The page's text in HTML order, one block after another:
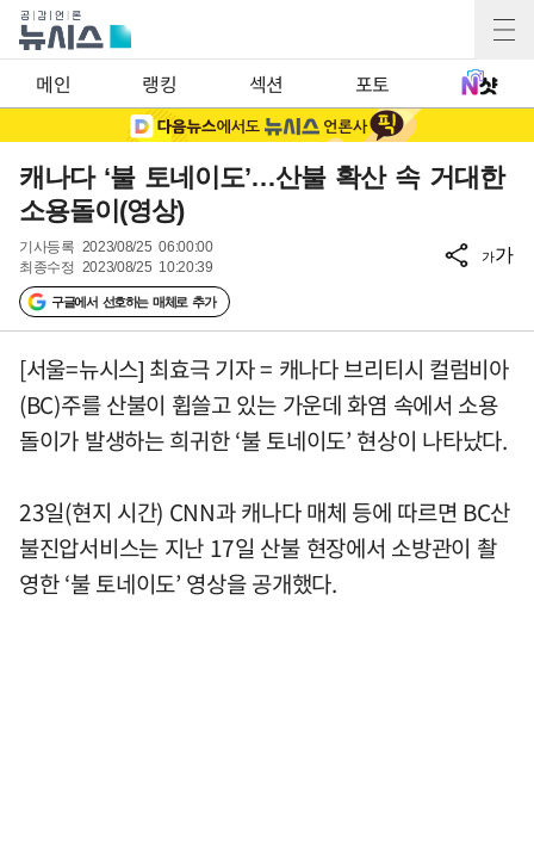
메인 랭킹 섹션 포토
캐나다 ‘불 토네이도’…산불 확산 속 거대한
소용돌이(영상)
기사등록 2023/08/25 06:00:00
최종수정 2023/08/25 10:20:39
구글에서 선호하는 매체로 추가
가가
[서울=뉴시스] 최효극 기자 = 캐나다 브리티시 컬럼비아
(BC)주를 산불이 휩쓸고 있는 가운데 화염 속에서 소용
돌이가 발생하는 희귀한 ‘불 토네이도’ 현상이 나타났다.
23일(현지 시간) CNN과 캐나다 매체 등에 따르면 BC산
불진압서비스는 지난 17일 산불 현장에서 소방관이 촬
영한 ‘불 토네이도’ 영상을 공개했다.